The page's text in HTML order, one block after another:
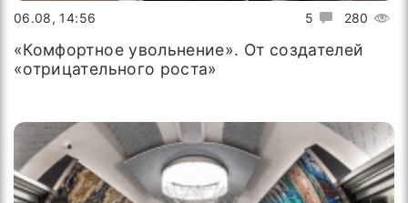
5 280
06.08, 14:56
«Комфортное увольнение». От создателей
«отрицательного роста»